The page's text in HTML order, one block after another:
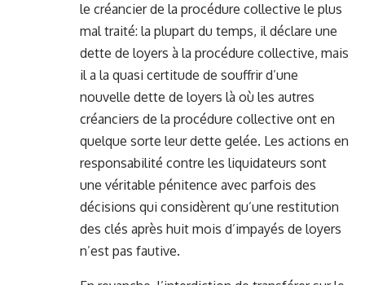
le créancier de la procédure collective le plus
mal traité: la plupart du temps, il déclare une
dette de loyers à la procédure collective, mais
il a la quasi certitude de souffrir d’une
nouvelle dette de loyers là où les autres
créanciers de la procédure collective ont en
quelque sorte leur dette gelée. Les actions en
responsabilité contre les liquidateurs sont
une véritable pénitence avec parfois des
décisions qui considèrent qu’une restitution
des clés après huit mois d’impayés de loyers
n’est pas fautive.